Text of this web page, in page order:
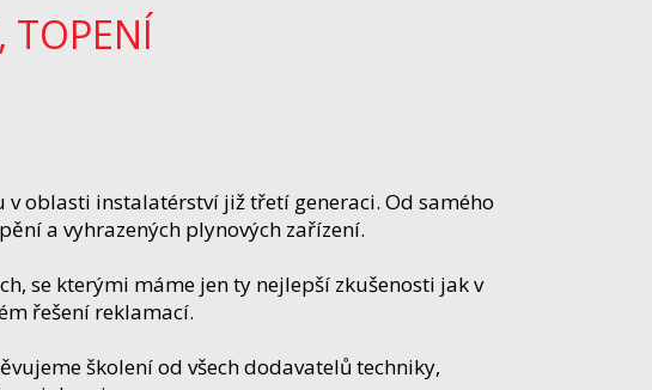
TOPENÍ
oblasti instalatérství již třetí generaci. Od samého
a vyhrazených plynových zařízení.
se kterými máme jen ty nejlepší zkušenosti jak v
řešení reklamací.
školení od všech dodavatelů techniky,